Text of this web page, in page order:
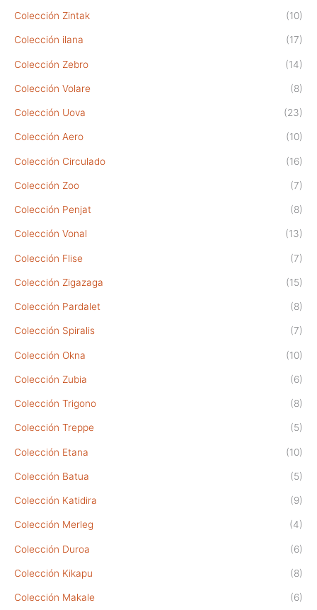
Colección Zintak (10)
Colección ilana (17)
Colección Zebro (14)
Colección Volare (8)
Colección Uova (23)
Colección Aero (10)
Colección Circulado (16)
Colección Zoo (7)
Colección Penjat (8)
Colección Vonal (13)
Colección Flise (7)
Colección Zigazaga (15)
Colección Pardalet (8)
Colección Spiralis (7)
Colección Okna (10)
Colección Zubia (6)
Colección Trigono (8)
Colección Treppe (5)
Colección Etana (10)
Colección Batua (5)
Colección Katidira (9)
Colección Merleg (4)
Colección Duroa (6)
Colección Kikapu (8)
Colección Makale (6)